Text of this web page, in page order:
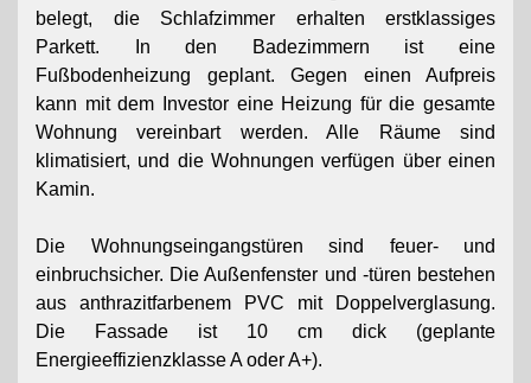
belegt, die Schlafzimmer erhalten erstklassiges
Parkett. In den Badezimmern ist eine
Fußbodenheizung geplant. Gegen einen Aufpreis
kann mit dem Investor eine Heizung für die gesamte
Wohnung vereinbart werden. Alle Räume sind
klimatisiert, und die Wohnungen verfügen über einen
Kamin.
Die Wohnungseingangstüren sind feuer- und
einbruchsicher. Die Außenfenster und -türen bestehen
aus anthrazitfarbenem PVC mit Doppelverglasung.
Die Fassade ist 10 cm dick (geplante
Energieeffizienzklasse A oder A+).